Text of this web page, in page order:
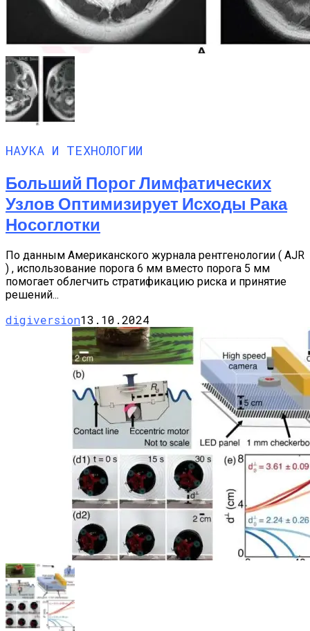
НАУКА И ТЕХНОЛОГИИ
Больший Порог Лимфатических
Узлов Оптимизирует Исходы Рака
Носоглотки
По данным Американского журнала рентгенологии ( AJR
) , использование порога 6 мм вместо порога 5 мм
помогает облегчить стратификацию риска и принятие
решений...
digiversion13.10.2024